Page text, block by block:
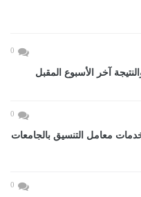
0
آخر الأسبوع المقبل
0
المرحلة الأولى 2026.. خدمات معامل التنسيق بالجامعات
0